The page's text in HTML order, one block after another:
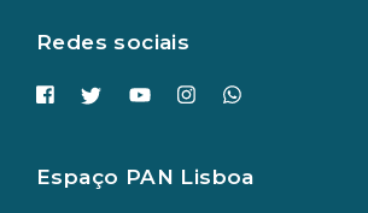
Redes sociais
Espaço PAN Lisboa